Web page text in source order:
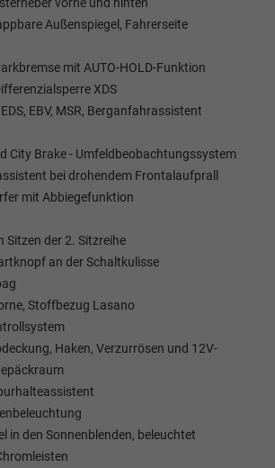
Außenspiegel, Fahrerseite
mit AUTO-HOLD-Funktion
XDS
EDS, EBV, MSR, Berganfahrassistent
City Brake - Umfeldbeobachtungssystem
bei drohendem Frontalaufprall
mit Abbiegefunktion
Sitzen der 2. Sitzreihe
an der Schaltkulisse
Stoffbezug Lasano
Haken, Verzurrösen und 12V-
in den Sonnenblenden, beleuchtet